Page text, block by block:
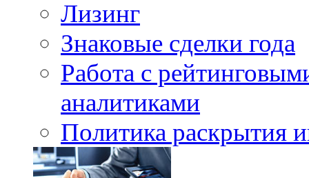
Лизинг
Знаковые сделки года
Работа с
аналитиками
Политика раскрытия